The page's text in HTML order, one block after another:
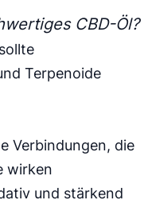
CBD-Öl?
Terpenoide
Verbindungen, die
wirken
und stärkend